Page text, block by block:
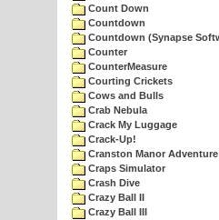
Count Down
Countdown
Countdown (Synapse
Counter
CounterMeasure
Courting Crickets
Cows and Bulls
Crab Nebula
Crack My Luggage
Crack-Up!
Cranston Manor Adventure
Craps Simulator
Crash Dive
Crazy Ball II
Crazy Ball III